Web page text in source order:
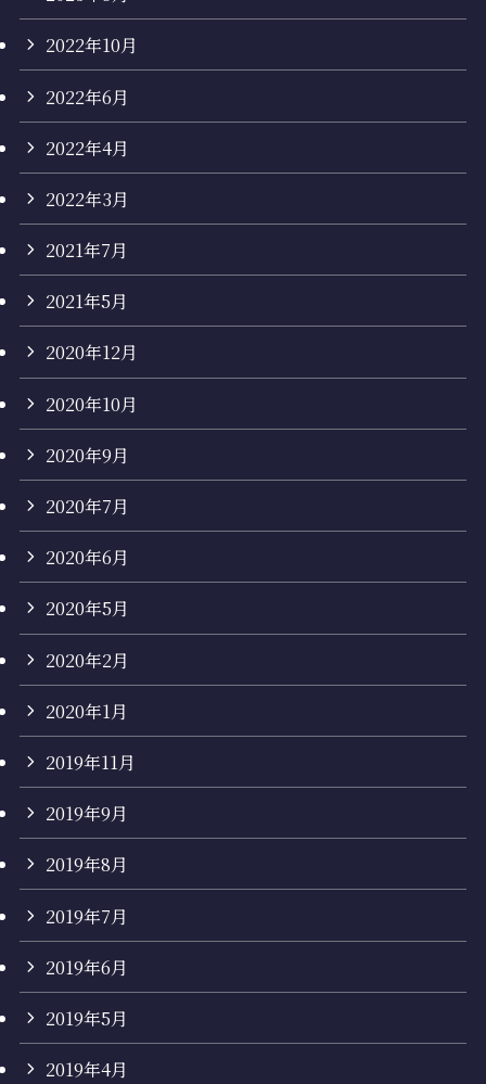
2022年10月
2022年6月
2022年4月
2022年3月
2021年7月
2021年5月
2020年12月
2020年10月
2020年9月
2020年7月
2020年6月
2020年5月
2020年2月
2020年1月
2019年11月
2019年9月
2019年8月
2019年7月
2019年6月
2019年5月
2019年4月